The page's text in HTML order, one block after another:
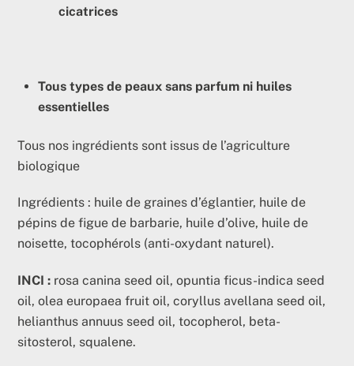
cicatrices
Tous types de peaux sans parfum ni huiles
essentielles
Tous nos ingrédients sont issus de l’agriculture
biologique
Ingrédients : huile de graines d’églantier, huile de
pépins de figue de barbarie, huile d’olive, huile de
noisette, tocophérols (anti-oxydant naturel).
INCI : rosa canina seed oil, opuntia ficus-indica seed
oil, olea europaea fruit oil, coryllus avellana seed oil,
helianthus annuus seed oil, tocopherol, beta-
sitosterol, squalene.